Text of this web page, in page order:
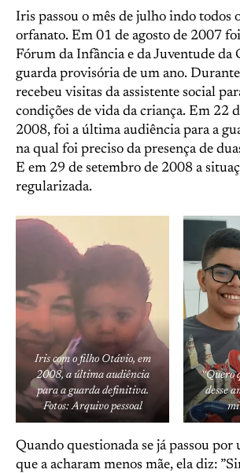
Iris passou o mês de julho indo todos
orfanato. Em 01 de agosto de 2007
Fórum da Infância e da Juventude da
guarda provisória de um ano.
recebeu visitas da assistente social
condições de vida da criança. Em 22
2008, foi a última audiência para a
na qual foi preciso da presença de
E em 29 de setembro de 2008 a
regularizada.
Iris com o filho Otávio, em
2008, a última audiência
para a guarda definitiva.
Fotos: Arquivo pessoal
“Quero
desse
Quando questionada se já passou por
que a acharam menos mãe, ela diz: